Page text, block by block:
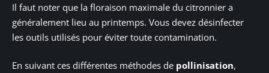
Il faut noter que la floraison maximale du citronnier a
généralement lieu au printemps. Vous devez désinfecter
les outils utilisés pour éviter toute contamination.
En suivant ces différentes méthodes de pollinisation,